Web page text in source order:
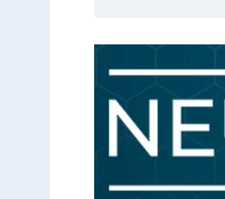
Instagram
TikTok
WhatsApp
Facebook